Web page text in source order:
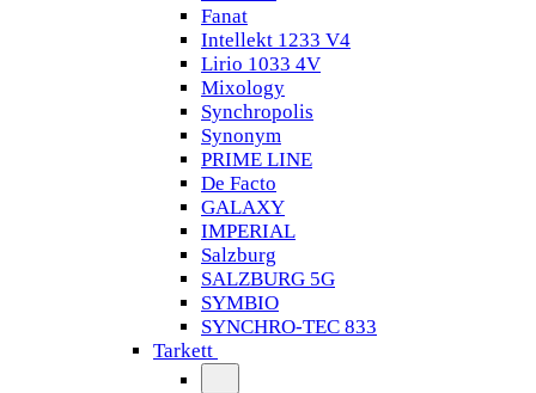
Fanat
Intellekt 1233 V4
Lirio 1033 4V
Mixology
Synchropolis
Synonym
PRIME LINE
De Facto
GALAXY
IMPERIAL
Salzburg
SALZBURG 5G
SYMBIO
SYNCHRO-TEC 833
Tarkett